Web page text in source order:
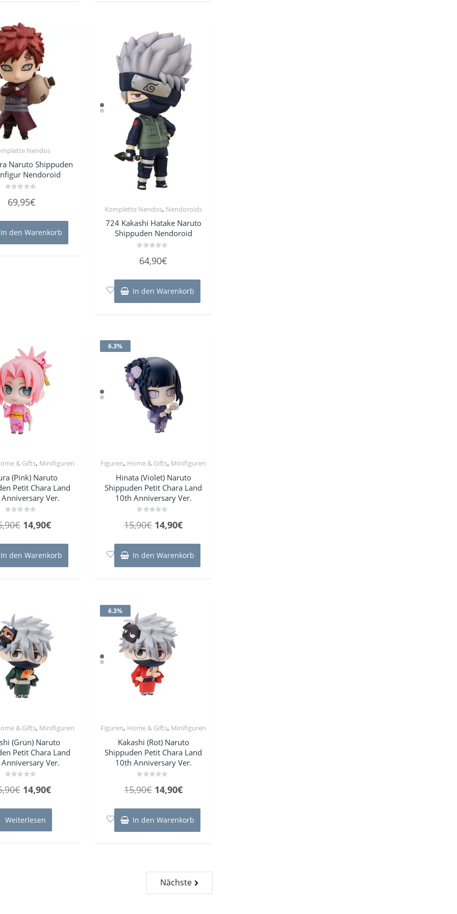
Nendos
Naruto Shippuden
Nendoroid
mit
5
69,95€
In den Warenkorb
Komplette Nendos, Nendoroids
724 Kakashi Hatake Naruto
Shippuden Nendoroid
mit
5
64,90€
In den Warenkorb
& Gifts, Minifiguren
(Pink) Naruto
Petit Chara Land
Ver.
mit
5
€ Ursprünglicher
war:
15,90€
14,90€Aktueller
ist:
14,90€.
In den Warenkorb
6.3%
Figuren, Home & Gifts, Minifiguren
Hinata (Violet) Naruto
Shippuden Petit Chara Land
10th Anniversary Ver.
mit
5
15,90€ Ursprünglicher
war:
15,90€
14,90€Aktueller
ist:
14,90€.
In den Warenkorb
& Gifts, Minifiguren
(Grün) Naruto
Petit Chara Land
Ver.
mit
5
€ Ursprünglicher
war:
15,90€
14,90€Aktueller
14,90€.
Weiterlesen
6.3%
Figuren, Home & Gifts, Minifiguren
Kakashi (Rot) Naruto
Shippuden Petit Chara Land
10th Anniversary Ver.
mit
5
15,90€ Ursprünglicher
war:
15,90€
14,90€Aktueller
ist:
14,90€.
In den Warenkorb
Nächste